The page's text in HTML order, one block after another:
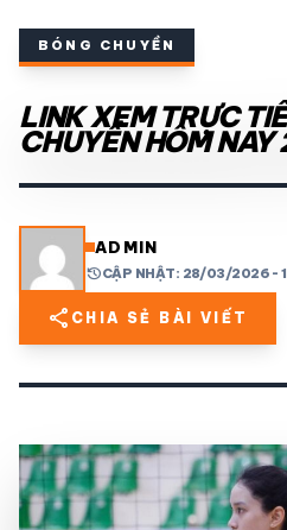
THỂ THAO TRONG NƯỚC
THỂ THAO
VIDEO
LỊCH THI ĐẤU
mail
BÓNG CHUYỀN
LINK XEM TRỰC
CHUYỀN HÔM
ADMIN
historyCẬP NHẬT: 28/03/2026 -
share CHIA SẺ BÀI VIẾT